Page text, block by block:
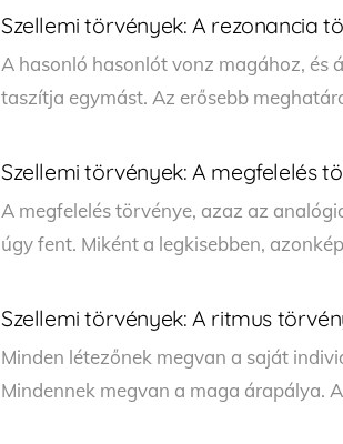
Szellemi törvények: A rezonancia
A hasonló hasonlót vonz magához, és
taszítja egymást. Az erősebb
Szellemi törvények: A megfelelés
A megfelelés törvénye, azaz az
úgy fent. Miként a legkisebben,
Szellemi törvények: A ritmus
Minden létezőnek megvan a saját
Mindennek megvan a maga árapálya.